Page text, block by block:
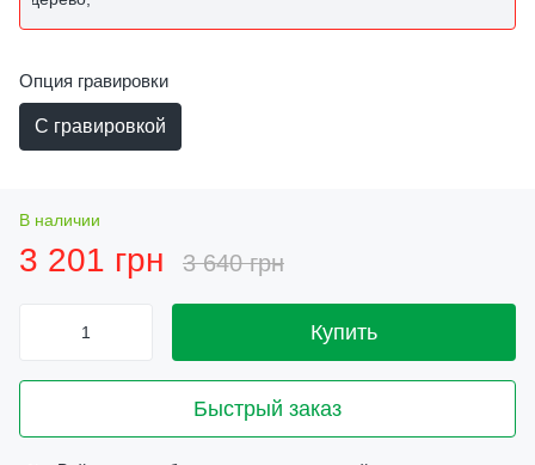
Опция гравировки
С гравировкой
В наличии
3 201 грн 3 640 грн
Купить
Быстрый заказ